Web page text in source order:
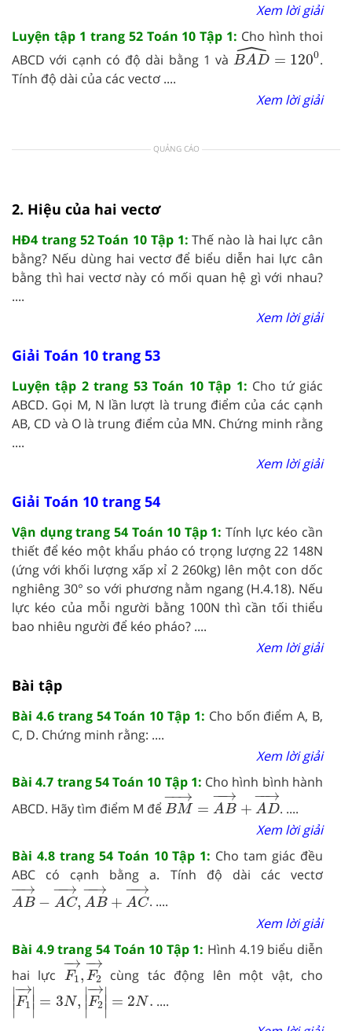
Xem lời giải
Luyện tập 1 trang 52 Toán 10 Tập 1: Cho hình thoi
ABCD với cạnh có độ dài bằng 1 vàˆ
BAD = 1200
BAD^=1200
.
Tính độ dài của các vectơ ....
Xem lời giải
QUẢNG CÁO
2. Hiệu của hai vectơ
HĐ4 trang 52 Toán 10 Tập 1: Thế nào là hai lực cân
bằng? Nếu dùng hai vectơ để biểu diễn hai lực cân
bằng thì hai vectơ này có mối quan hệ gì với nhau?
....
Xem lời giải
Giải Toán 10 trang 53
Luyện tập 2 trang 53 Toán 10 Tập 1: Cho tứ giác
ABCD. Gọi M, N lần lượt là trung điểm của các cạnh
AB, CD và O là trung điểm của MN. Chứng minh rằng
....
Xem lời giải
Giải Toán 10 trang 54
Vận dụng trang 54 Toán 10 Tập 1: Tính lực kéo cần
thiết để kéo một khẩu pháo có trọng lượng 22 148N
(ứng với khối lượng xấp xỉ 2 260kg) lên một con dốc
nghiêng 30° so với phương nằm ngang (H.4.18). Nếu
lực kéo của mỗi người bằng 100N thì cần tối thiểu
bao nhiêu người để kéo pháo? ....
Xem lời giải
Bài tập
Bài 4.6 trang 54 Toán 10 Tập 1: Cho bốn điểm A, B,
C, D. Chứng minh rằng: ....
Xem lời giải
Bài 4.7 trang 54 Toán 10 Tập 1: Cho hình bình hành
ABCD. Hãy tìm điểm M để
−
−→
BM =
−
−→
AB +
−
−→
AD
BM→ =AB→+AD→
. ....
Xem lời giải
Bài 4.8 trang 54 Toán 10 Tập 1: Cho tam giác đều
ABC có cạnh bằng a. Tính độ dài các vectơ
−
−→
A B −
−
−→
AC,
−
−→
A B +
−
−→
AC
AB→ −AC→,AB→+AC→
. ....
Xem lời giải
Bài 4.9 trang 54 Toán 10 Tập 1: Hình 4.19 biểu diễn
hai lực
−
→
F1,
−
→
F2
F1→,F2 →
cùng tác động lên một vật, cho
∣
∣
∣
−
→
F1
∣∣
∣ = 3N, ∣
∣
∣
−
→
F2
∣∣
∣ = 2N.
F1→=3 N,F2→ =2N.
....